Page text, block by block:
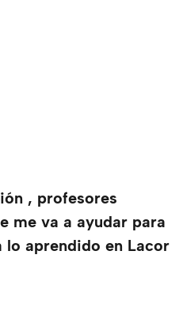
, profesores
me va a ayudar para
aprendido en Lacor